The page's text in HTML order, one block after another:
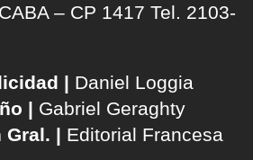
– CP 1417 Tel. 2103-
| Daniel Loggia
| Gabriel Geraghty
Gral. | Editorial Francesa